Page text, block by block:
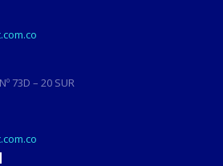
73D – 20 SUR